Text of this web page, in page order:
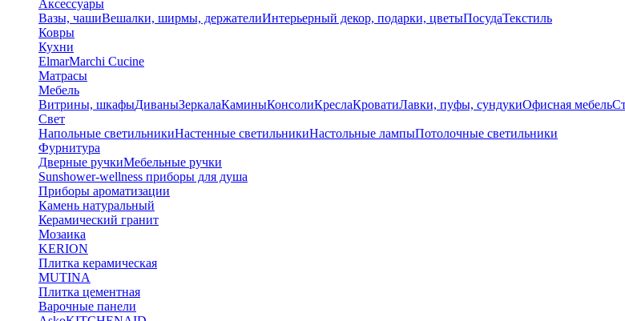
Аксессуары
Вазы, чашиВешалки, ширмы, держателиИнтерьерный декор, подарки, цветыПосудаТекстиль
Ковры
Кухни
ElmarMarchi Cucine
Матрасы
Мебель
Витрины, шкафыДиваныЗеркалаКаминыКонсолиКреслаКроватиЛавки, пуфы, сундукиОфисная мебель
Свет
Напольные светильникиНастенные светильникиНастольные лампыПотолочные светильники
Фурнитура
Дверные ручкиМебельные ручки
Sunshower-wellness приборы для душа
Приборы ароматизации
Камень натуральный
Керамический гранит
Мозаика
KERION
Плитка керамическая
MUTINA
Плитка цементная
Варочные панели